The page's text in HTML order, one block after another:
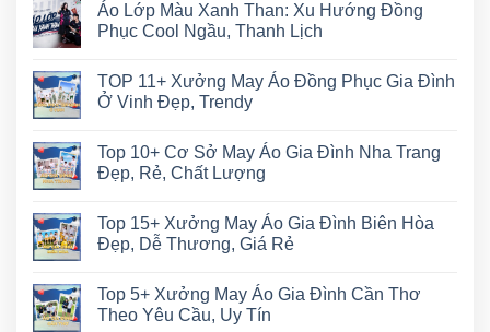
Áo Lớp Màu Xanh Than: Xu Hướng Đồng
Phục Cool Ngầu, Thanh Lịch
TOP 11+ Xưởng May Áo Đồng Phục Gia Đình
Ở Vinh Đẹp, Trendy
Top 10+ Cơ Sở May Áo Gia Đình Nha Trang
Đẹp, Rẻ, Chất Lượng
Top 15+ Xưởng May Áo Gia Đình Biên Hòa
Đẹp, Dễ Thương, Giá Rẻ
Top 5+ Xưởng May Áo Gia Đình Cần Thơ
Theo Yêu Cầu, Uy Tín